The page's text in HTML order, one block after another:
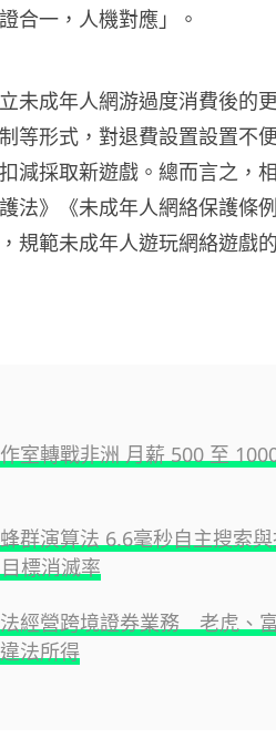
合一，人機對應」。
未成年人網游過度消費後的
等形式，對退費設置設置不
減採取新遊戲。總而言之，
法》《未成年人網絡保護條
規範未成年人遊玩網絡遊戲
室轉戰非洲 月薪 500 至
群演算法 6.6毫秒自主搜索
標消滅率
經營跨境證券業務 老虎、
法所得